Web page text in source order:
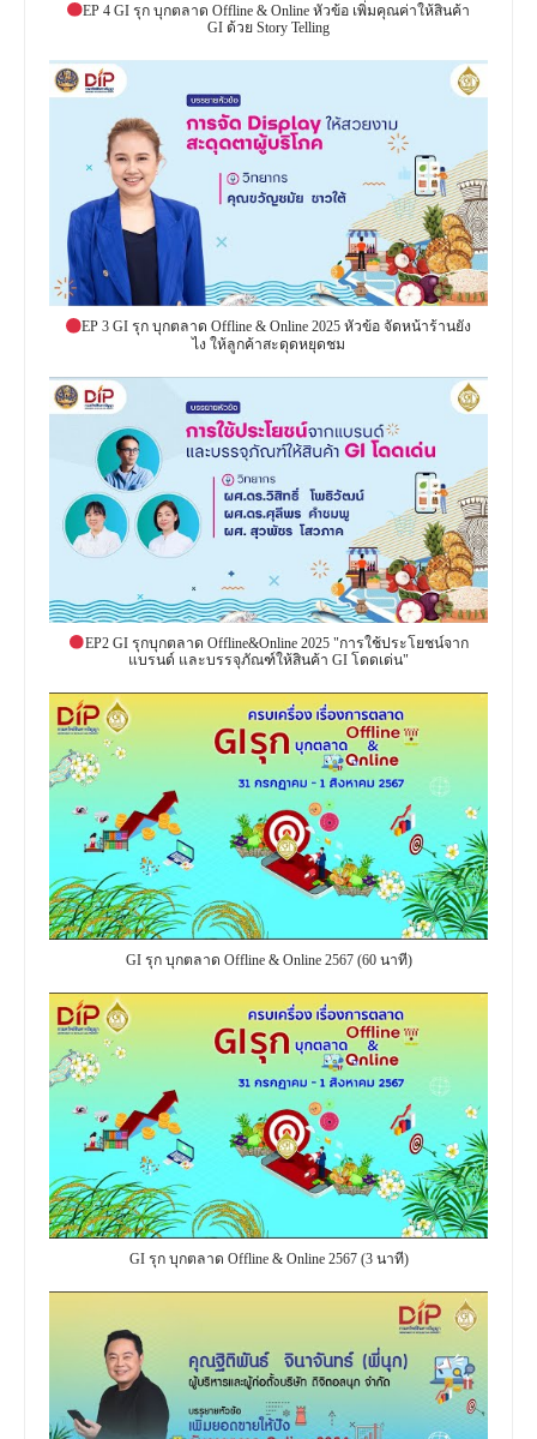
EP 4 GI รุก บุกตลาด Offline & Online หัวข้อ เพิ่มคุณค่าให้สินค้า
GI ด้วย Story Telling
EP 3 GI รุก บุกตลาด Offline & Online 2025 หัวข้อ จัดหน้าร้านยัง
ไง ให้ลูกค้าสะดุดหยุดชม
EP2 GI รุกบุกตลาด Offline&Online 2025 "การใช้ประโยชน์จาก
แบรนด์ และบรรจุภัณฑ์ให้สินค้า GI โดดเด่น"
GI รุก บุกตลาด Offline & Online 2567 (60 นาที)
GI รุก บุกตลาด Offline & Online 2567 (3 นาที)